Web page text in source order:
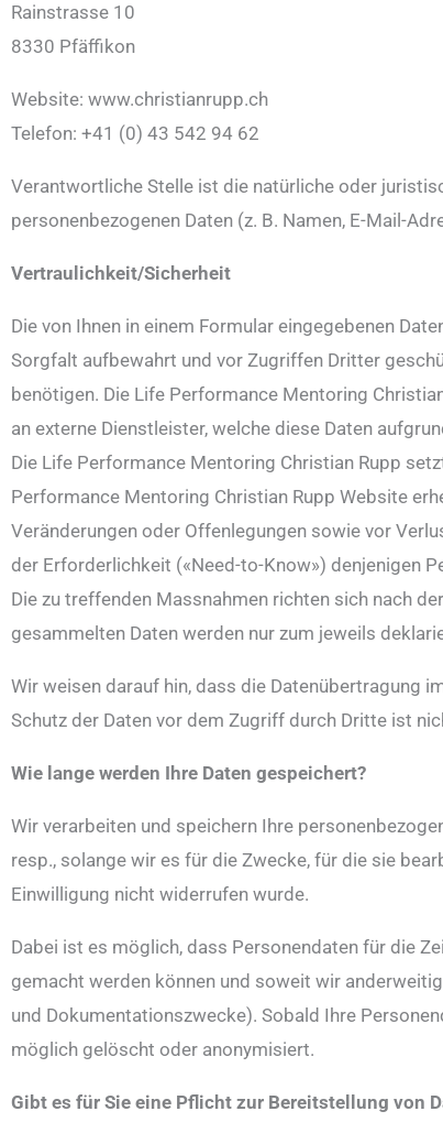
Rainstrasse 10
8330 Pfäffikon
Website: www.christianrupp.ch
Telefon: +41 (0) 43 542 94 62
Verantwortliche Stelle ist die natürliche oder
personenbezogenen Daten (z. B. Namen, E-Mail-
Vertraulichkeit/Sicherheit
Die von Ihnen in einem Formular eingegebenen
Sorgfalt aufbewahrt und vor Zugriffen Dritter
benötigen. Die Life Performance Mentoring
an externe Dienstleister, welche diese Daten
Die Life Performance Mentoring Christian Rupp
Performance Mentoring Christian Rupp Website
Veränderungen oder Offenlegungen sowie vor
der Erforderlichkeit («Need-to-Know») denjenigen
Die zu treffenden Massnahmen richten sich nach
gesammelten Daten werden nur zum jeweils
Wir weisen darauf hin, dass die Datenübertragung
Schutz der Daten vor dem Zugriff durch Dritte ist
Wie lange werden Ihre Daten gespeichert?
Wir verarbeiten und speichern Ihre
resp., solange wir es für die Zwecke, für die sie
Einwilligung nicht widerrufen wurde.
Dabei ist es möglich, dass Personendaten für die
gemacht werden können und soweit wir
und Dokumentationszwecke). Sobald Ihre
möglich gelöscht oder anonymisiert.
Gibt es für Sie eine Pflicht zur Bereitstellung von